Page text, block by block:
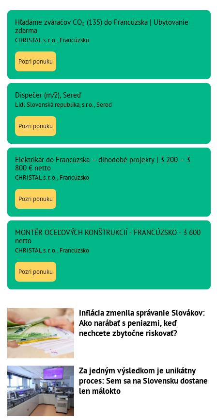
Hľadáme zváračov CO₂ (135) do Francúzska | Ubytovanie
zdarma
CHRISTAL s. r. o., Francúzsko
Pozri ponuku
Dispečer (m/ž), Sereď
Lidl Slovenská republika, s.r.o., Sereď
Pozri ponuku
Elektrikár do Francúzska – dlhodobé projekty | 3 200 – 3
800 € netto
CHRISTAL s. r. o., Francúzsko
Pozri ponuku
MONTÉR OCEĽOVÝCH KONŠTRUKCIÍ - FRANCÚZSKO - 3 600
netto
CHRISTAL s. r. o., Francúzsko
Pozri ponuku
Inflácia zmenila správanie Slovákov:
Ako narábať s peniazmi, keď
nechcete zbytočne riskovať?
Za jedným výsledkom je unikátny
proces: Sem sa na Slovensku dostane
len málokto